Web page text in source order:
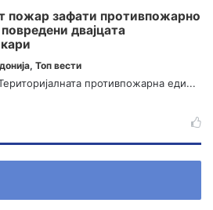
пожар зафати противпожарно
двајцата
, Топ вести
противпожарна еди...